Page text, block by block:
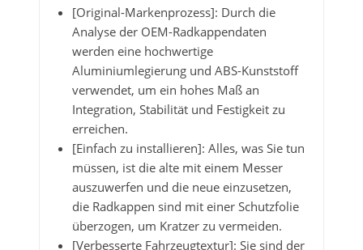
[Original-Markenprozess]: Durch die
Analyse der OEM-Radkappendaten
werden eine hochwertige
Aluminiumlegierung und ABS-Kunststoff
verwendet, um ein hohes Maß an
Integration, Stabilität und Festigkeit zu
erreichen.
[Einfach zu installieren]: Alles, was Sie tun
müssen, ist die alte mit einem Messer
auszuwerfen und die neue einzusetzen,
die Radkappen sind mit einer Schutzfolie
überzogen, um Kratzer zu vermeiden.
[Verbesserte Fahrzeugtextur]: Sie sind der